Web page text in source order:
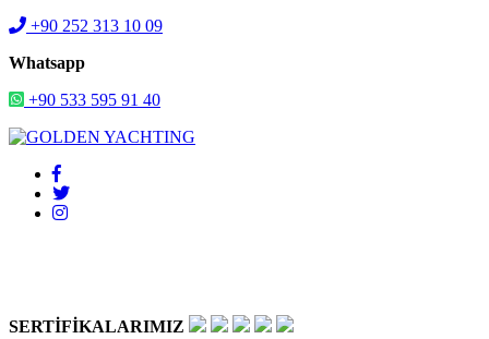
+90 252 313 10 09
Whatsapp
+90 533 595 91 40
SERTİFİKALARIMIZ